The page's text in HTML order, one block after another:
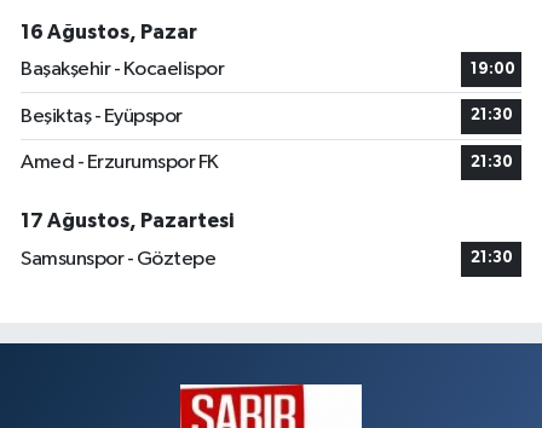
16 Ağustos, Pazar
Başakşehir - Kocaelispor
19:00
Beşiktaş - Eyüpspor 21:30
Amed - Erzurumspor FK 21:30
17 Ağustos, Pazartesi
Samsunspor - Göztepe
21:30